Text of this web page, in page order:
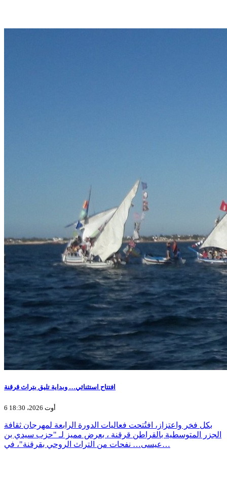
افتتاح استثنائي… وبداية تليق بتراث قرقنة
6 أوت 2026، 18:30
بكل فخر واعتزاز، افتُتحت فعاليات الدورة الرابعة لمهرجان ثقافة
الجزر المتوسطية بالقراطن قرقنة ، بعرض مميز لـ "حزب سيدي بن
عيسى… نفحات من التراث الروحي بقرقنة"، في…